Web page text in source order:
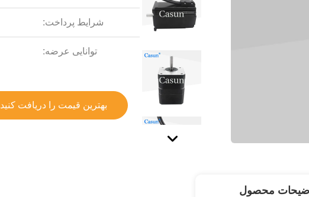
شرایط پرداخت:
توانایی عرضه:
بهترین قیمت را دریافت کنید
محصول